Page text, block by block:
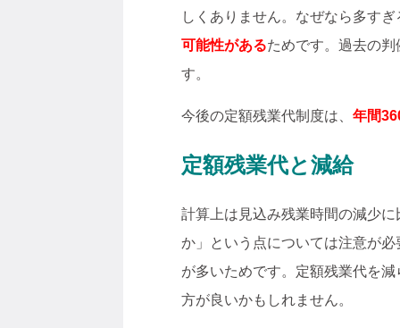
しくありません。なぜなら多す
可能性があるためです。過去の
す。
今後の定額残業代制度は、 年間
定額残業代と減給
計算上は見込み残業時間の減少
か」という点については注意が
が多いためです。定額残業代を
方が良いかもしれません。